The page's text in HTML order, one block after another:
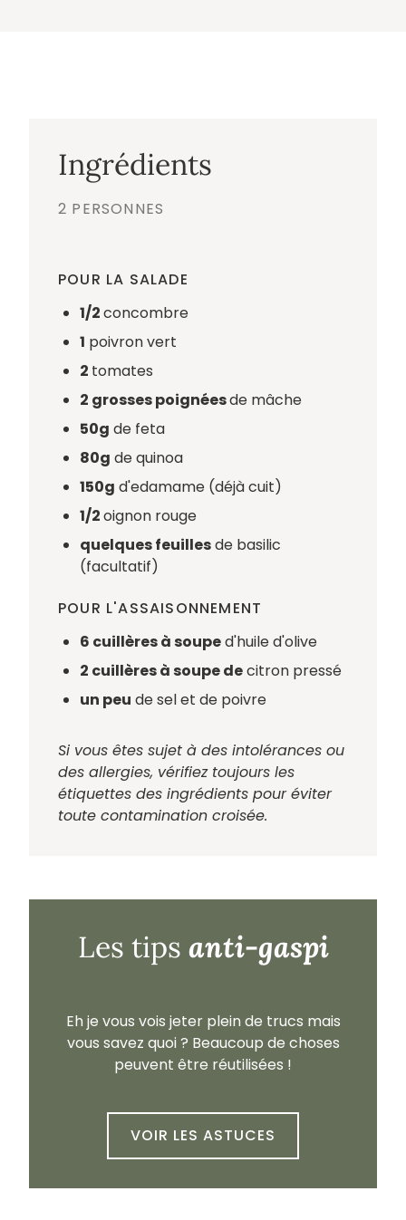
Ingrédients
2 PERSONNES
POUR LA SALADE
1/2concombre
1 poivron vert
2 tomates
2 grosses poignéesde mâche
50g de feta
80g de quinoa
150g d'edamame (déjà cuit)
1/2oignon rouge
quelques feuillesde basilic
(facultatif)
POUR L'ASSAISONNEMENT
6 cuillères à souped'huile d'olive
2 cuillères à soupe decitron pressé
un peu de sel et de poivre
Si vous êtes sujet à des intolérances ou
des allergies, vérifiez toujours les
étiquettes des ingrédients pour éviter
toute contamination croisée.
Les tips anti-gaspi
Eh je vous vois jeter plein de trucs mais
vous savez quoi ? Beaucoup de choses
peuvent être réutilisées !
VOIR LES ASTUCES